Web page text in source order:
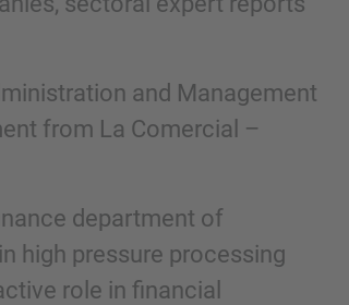
and Management
from La Comercial –
department of
high pressure processing
role in financial
cookiebeleid van IMAP hebt